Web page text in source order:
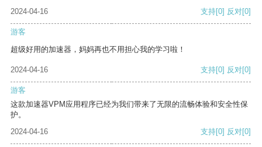
2024-04-16
支持[0] 反对[0]
游客
超级好用的加速器，妈妈再也不用担心我的学习啦！
2024-04-16 支持[0] 反对[0]
游客
这款加速器VPM应用程序已经为我们带来了无限的流畅体验和安全性保
护。
2024-04-16
支持[0] 反对[0]